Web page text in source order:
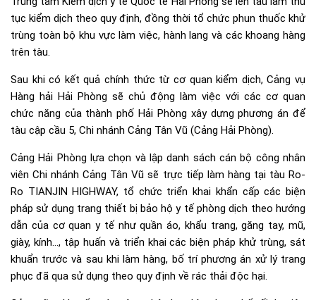
tục kiểm dịch theo quy định, đồng thời tổ chức phun thuốc khử
trùng toàn bộ khu vực làm việc, hành lang và các khoang hàng
trên tàu.
Sau khi có kết quả chính thức từ cơ quan kiểm dịch, Cảng vụ
Hàng hải Hải Phòng sẽ chủ động làm việc với các cơ quan
chức năng của thành phố Hải Phòng xây dựng phương án để
tàu cập cầu 5, Chi nhánh Cảng Tân Vũ (Cảng Hải Phòng).
Cảng Hải Phòng lựa chọn và lập danh sách cán bộ công nhân
viên Chi nhánh Cảng Tân Vũ sẽ trực tiếp làm hàng tại tàu Ro-
Ro TIANJIN HIGHWAY, tổ chức triển khai khẩn cấp các biện
pháp sử dụng trang thiết bị bảo hộ y tế phòng dịch theo hướng
dẫn của cơ quan y tế như quần áo, khẩu trang, găng tay, mũ,
giày, kính…, tập huấn và triển khai các biện pháp khử trùng, sát
khuẩn trước và sau khi làm hàng, bố trí phương án xử lý trang
phục đã qua sử dụng theo quy định về rác thải độc hại.